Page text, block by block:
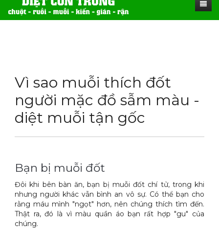
Thuốc diệt kiến Sài Gòn
Thuốc diệt gián Sài Gòn
Thuốc diệt muỗi Sài Gòn
Máy phun rửa cao cấp
Thiết bị vệ sinh sản phẩm
Thiết bị lau kính toà nhà
Máy chà rửa đánh bóng sàn
Dịch vụ tiêu diệt mối tận gốc
Dịch vụ phun thuốc phòng trừ muỗi
Dịch vụ kiểm soát chuột gây hại
Dịch vụ kiểm soát gián
Dịch vụ phun diệt ruồi gây hại
Dịch vụ tiêu diệt gián gây hại sức khỏe
Dịch vụ xử lý tiêu diệt kiến tận gốc
THỦ THUẬT
Tin tức động vật
Tin tức tổng hợp
Sitemap
Video
Tài liệu xử lý côn trùng
LIÊN HỆ
Hotline 0986 018 930 (Anh Sơn)
Vì sao muỗi thích đốt
người mặc đồ sẫm màu -
diệt muỗi tận gốc
Bạn bị muỗi đốt
Đôi khi bên bàn ăn, bạn bị muỗi đốt chí tử, trong khi
nhưng người khác vẫn bình an vô sự. Có thể bạn cho
rằng máu mình "ngọt" hơn, nên chúng thích tìm đến.
Thật ra, đó là vì màu quần áo bạn rất hợp "gu" của
chúng.